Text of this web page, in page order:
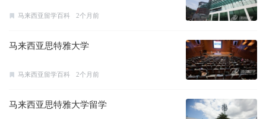
马来西亚留学百科 2个月前
马来西亚思特雅大学
马来西亚留学百科 2个月前
马来西亚思特雅大学留学